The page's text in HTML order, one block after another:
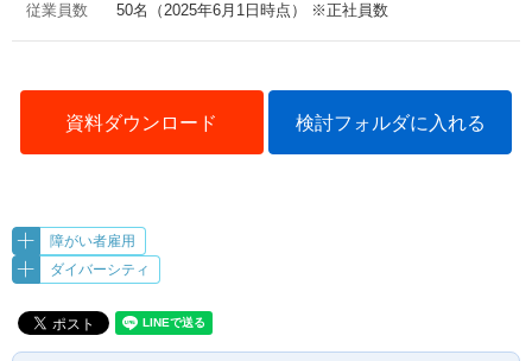
従業員数 50名（2025年6月1日時点） ※正社員数
資料ダウンロード 検討フォルダに入れる
障がい者雇用
ダイバーシティ